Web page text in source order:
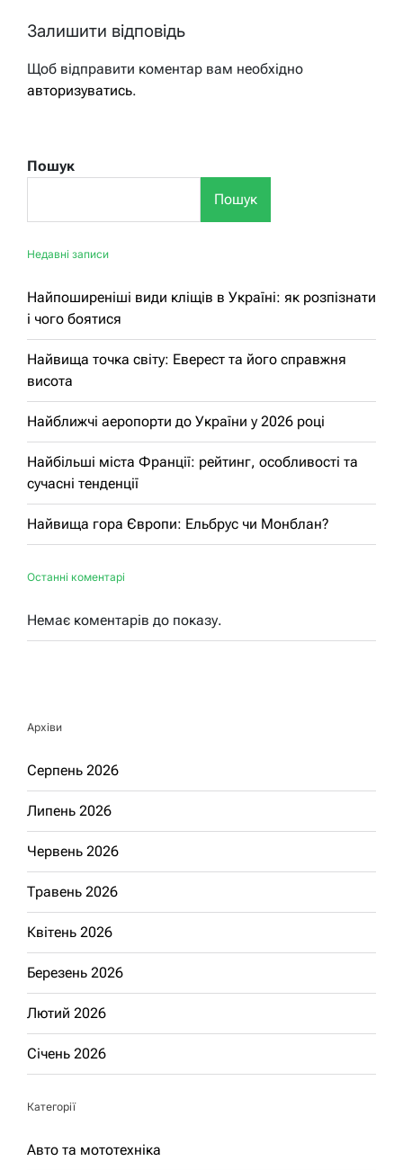
Залишити відповідь
Щоб відправити коментар вам необхідно
авторизуватись.
Пошук
Пошук
Недавні записи
Найпоширеніші види кліщів в Україні: як розпізнати
і чого боятися
Найвища точка світу: Еверест та його справжня
висота
Найближчі аеропорти до України у 2026 році
Найбільші міста Франції: рейтинг, особливості та
сучасні тенденції
Найвища гора Європи: Ельбрус чи Монблан?
Останні коментарі
Немає коментарів до показу.
Архіви
Серпень 2026
Липень 2026
Червень 2026
Травень 2026
Квітень 2026
Березень 2026
Лютий 2026
Січень 2026
Категорії
Авто та мототехніка